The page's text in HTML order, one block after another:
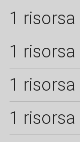
1 risorsa
1 risorsa
1 risorsa
1 risorsa